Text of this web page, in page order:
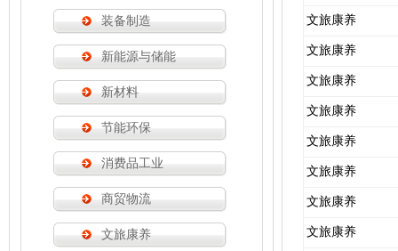
装备制造
新能源与储能
新材料
节能环保
消费品工业
商贸物流
文旅康养
文旅康养
文旅康养
文旅康养
文旅康养
文旅康养
文旅康养
文旅康养
文旅康养